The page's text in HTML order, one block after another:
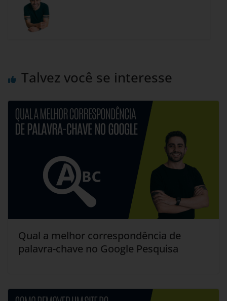
Talvez você se interesse
Qual a melhor correspondência de
palavra-chave no Google Pesquisa